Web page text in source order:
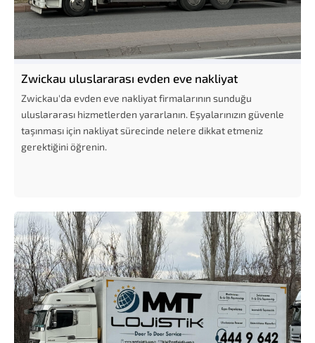
Zwickau uluslararası evden eve nakliyat
Zwickau'da evden eve nakliyat firmalarının sunduğu
uluslararası hizmetlerden yararlanın. Eşyalarınızın güvenle
taşınması için nakliyat sürecinde nelere dikkat etmeniz
gerektiğini öğrenin.